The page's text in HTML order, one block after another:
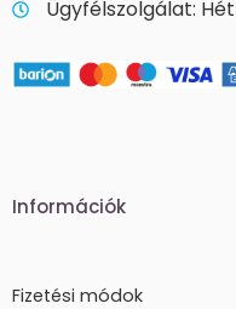
Ügyfélszolgálat:
Információk
Fizetési módok